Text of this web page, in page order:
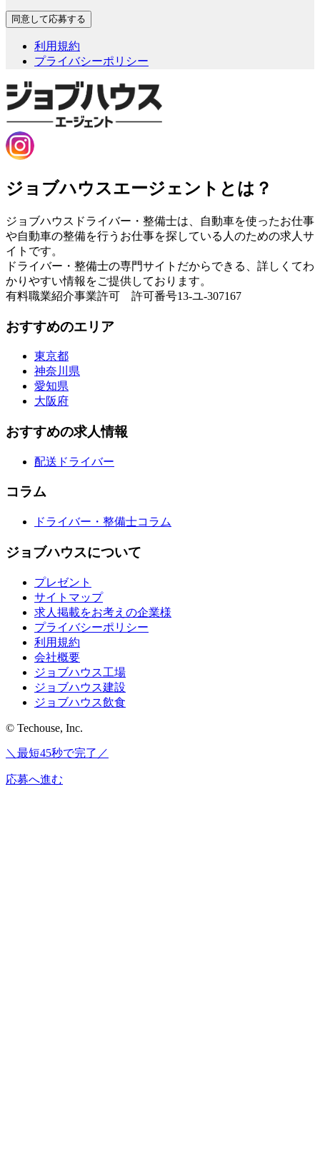
利用規約
プライバシーポリシー
ジョブハウスエージェントとは？
ジョブハウスドライバー・整備士は、自動車を使ったお仕事
や自動車の整備を行うお仕事を探している人のための求人サ
イトです。
ドライバー・整備士の専門サイトだからできる、詳しくてわ
かりやすい情報をご提供しております。
有料職業紹介事業許可 許可番号13-ユ-307167
おすすめのエリア
東京都
神奈川県
愛知県
大阪府
おすすめの求人情報
配送ドライバー
コラム
ドライバー・整備士コラム
ジョブハウスについて
プレゼント
サイトマップ
求人掲載をお考えの企業様
プライバシーポリシー
利用規約
会社概要
ジョブハウス工場
ジョブハウス建設
ジョブハウス飲食
© Techouse, Inc.
＼最短45秒で完了／
応募へ進む